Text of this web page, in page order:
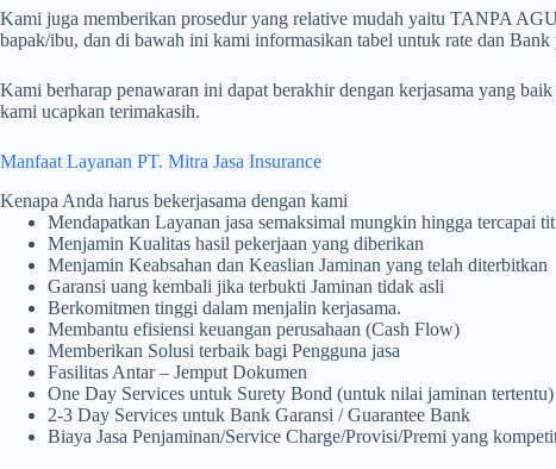
Kami juga memberikan prosedur yang relative mudah yaitu TANPA
bapak/ibu, dan di bawah ini kami informasikan tabel untuk rate dan Bank
Kami berharap penawaran ini dapat berakhir dengan kerjasama yang
kami ucapkan terimakasih.
Manfaat Layanan PT. Mitra Jasa Insurance
Kenapa Anda harus bekerjasama dengan kami
Mendapatkan Layanan jasa semaksimal mungkin hingga tercapai
Menjamin Kualitas hasil pekerjaan yang diberikan
Menjamin Keabsahan dan Keaslian Jaminan yang telah diterbitkan
Garansi uang kembali jika terbukti Jaminan tidak asli
Berkomitmen tinggi dalam menjalin kerjasama.
Membantu efisiensi keuangan perusahaan (Cash Flow)
Memberikan Solusi terbaik bagi Pengguna jasa
Fasilitas Antar – Jemput Dokumen
One Day Services untuk Surety Bond (untuk nilai jaminan tertentu)
2-3 Day Services untuk Bank Garansi / Guarantee Bank
Biaya Jasa Penjaminan/Service Charge/Provisi/Premi yang